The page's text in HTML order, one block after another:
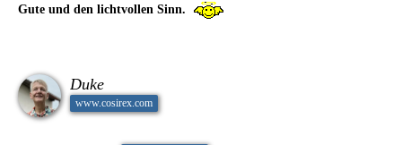
Gute und den lichtvollen Sinn.
Duke
www.cosirex.com